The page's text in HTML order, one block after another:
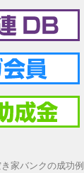
家バンクの成功例